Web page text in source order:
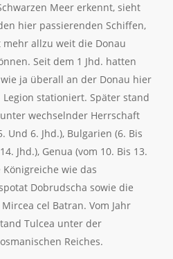
Meer erkennt, sieht
hier passierenden Schiffen,
allzu weit die Donau
Seit dem 1 Jhd. hatten
ja überall an der Donau hier
stationiert. Später stand
wechselnder Herrschaft
Und 6. Jhd.), Bulgarien (6. Bis
Jhd.), Genua (vom 10. Bis 13.
Königreiche wie das
Dobrudscha sowie die
cel Batran. Vom Jahr
Tulcea unter der
Reiches.